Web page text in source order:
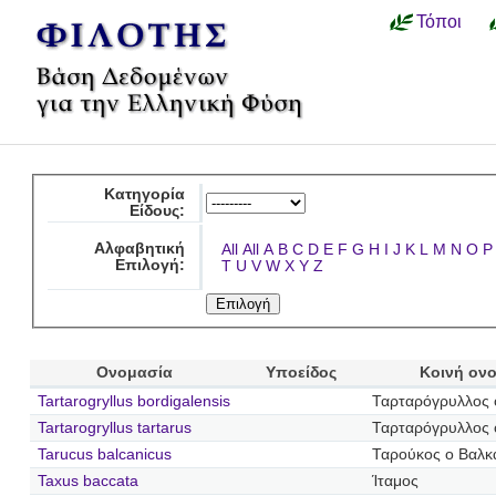
Τόποι
Κατηγορία
Είδους:
Αλφαβητική
Επιλογή:
All All A B C D E F G H I J K L M N O P
T U V W X Y Z
Ονομασία Υποείδος
Κοινή
Tartarogryllus bordigalensis
Ταρταρόγρυλλος
Tartarogryllus tartarus
Ταρταρόγρυλλος
Tarucus balcanicus
Ταρούκος ο
Taxus baccata
Ίταμος